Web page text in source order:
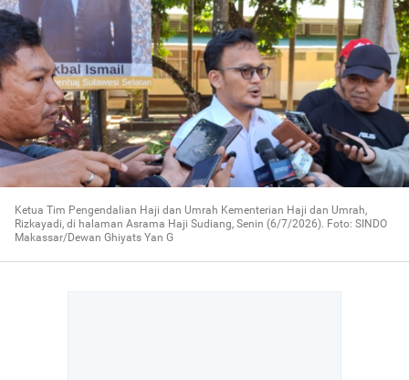
Ketua Tim Pengendalian Haji dan Umrah Kementerian Haji dan Umrah,
Rizkayadi, di halaman Asrama Haji Sudiang, Senin (6/7/2026). Foto: SINDO
Makassar/Dewan Ghiyats Yan G